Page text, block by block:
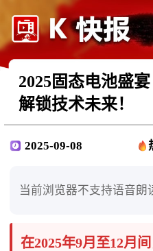
2025固态电池盛
解锁技术未来！
2025-09-08
当前浏览器不支持语音朗
在2025年9月至12月